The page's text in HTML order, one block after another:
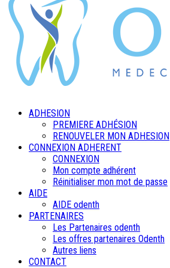
ADHESION
PREMIERE ADHÉSION
RENOUVELER MON ADHESION
CONNEXION ADHERENT
CONNEXION
Mon compte adhérent
Réinitialiser mon mot de passe
AIDE
AIDE odenth
PARTENAIRES
Les Partenaires odenth
Les offres partenaires Odenth
Autres liens
CONTACT